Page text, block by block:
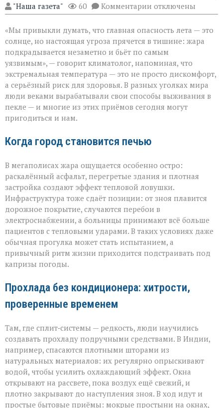
"Наша газета" 60 Комментарии к
записи
не
просит
разрешения — она
просто
приходит»
отключены
«Мы привыкли думать, что главная опасность лета — это
солнце, но настоящая угроза прячется в тишине: жара
подкрадывается незаметно и бьёт по самым
уязвимым», — говорит климатолог, напоминая, что
экстремальная температура — это не просто дискомфорт,
а серьёзный риск для здоровья. В разных уголках мира
люди веками вырабатывали свои способы выживания в
пекле — и многие из этих приёмов сегодня могут
пригодиться и нам.
Когда город становится печью
В мегаполисах жара ощущается особенно остро:
раскалённый асфальт, перегретые здания и плотная
застройка создают эффект тепловой ловушки.
Инфраструктура тоже сдаёт позиции: от зноя плавится
дорожное покрытие, случаются перебои в
электроснабжении, а больницы принимают всё больше
пациентов с тепловыми ударами. В таких условиях даже
обычная прогулка может стать испытанием, а
привычный ритм жизни приходится подстраивать под
капризы погоды.
Прохлада без кондиционера: хитрости,
проверенные временем
Там, где сплит‑системы — редкость, люди научились
создавать прохладу подручными средствами. В Индии,
например, спасаются плотными шторами из
натуральных материалов: их регулярно опрыскивают
водой, чтобы усилить охлаждающий эффект. Окна
открывают на рассвете, пока воздух ещё свежий, и
плотно закрывают до наступления зноя. В ход идут и
простые бытовые приёмы: мокрые простыни на окнах,